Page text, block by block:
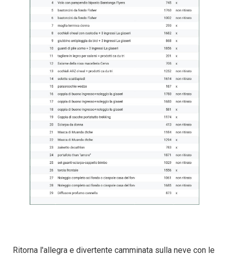
Ritorna l'allegra e divertente camminata sulla neve con le